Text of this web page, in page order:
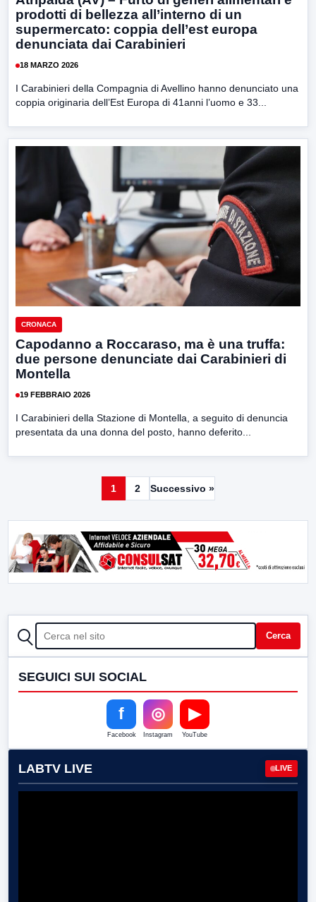
prodotti di bellezza all’interno di un
supermercato: coppia dell’est europa
denunciata dai Carabinieri
18 MARZO 2026
I Carabinieri della Compagnia di Avellino hanno denunciato una
coppia originaria dell’Est Europa di 41anni l’uomo e 33...
CRONACA
Capodanno a Roccaraso, ma è una truffa:
due persone denunciate dai Carabinieri di
Montella
19 FEBBRAIO 2026
I Carabinieri della Stazione di Montella, a seguito di denuncia
presentata da una donna del posto, hanno deferito...
1 2 Successivo »
CERCA Cerca
SEGUICI SUI SOCIAL
f
Facebook
◎
Instagram
▶
YouTube
LABTV LIVE LIVE